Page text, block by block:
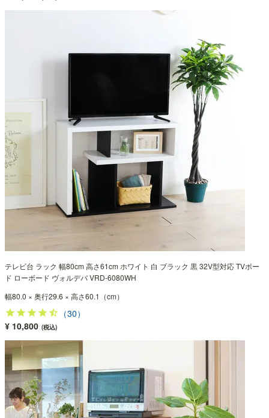
テレビ台 ラック 幅80cm 高さ61cm ホワイト 白 ブラック 黒 32V型対応 TVボー
ド ローボード ヴォルデバ VRD-6080WH
幅80.0 × 奥行29.6 × 高さ60.1（cm）
（30）
¥ 10,800 (税込)